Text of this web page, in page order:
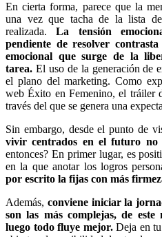
En cierta forma, parece que la
una vez que tacha de la lista de
realizada.La tensión
pendiente de resolver
emocional que surge de la
tarea. El uso de la generación de
el plano del marketing. Como
web Éxito en Femenino, el tráiler
través del que se genera una
Sin embargo, desde el punto de
vivir centrados en el futuro no
entonces? En primer lugar, es
en la que anotar los logros
por escrito la fijas con más
Además, conviene iniciar la
son las más complejas, de
luego todo fluye mejor. Deja en